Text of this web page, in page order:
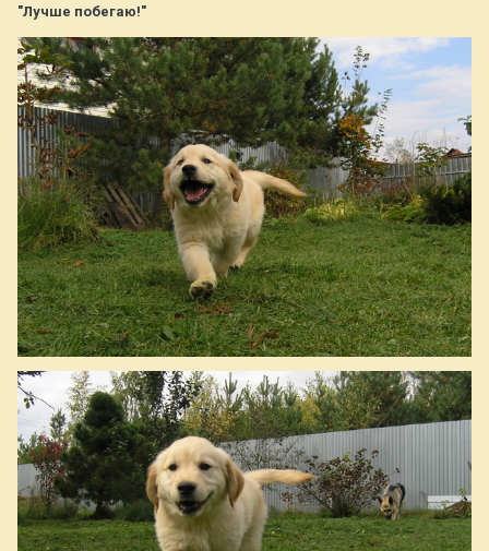
"Лучше побегаю!"